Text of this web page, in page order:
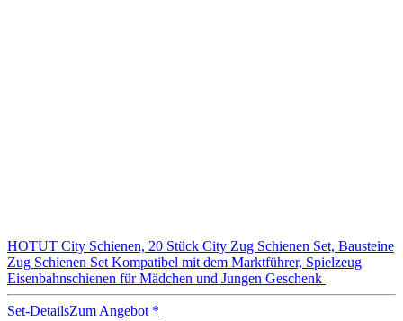
HOTUT City Schienen, 20 Stück City Zug Schienen Set, Bausteine
Zug Schienen Set Kompatibel mit dem Marktführer, Spielzeug
Eisenbahnschienen für Mädchen und Jungen Geschenk
Set-DetailsZum Angebot *